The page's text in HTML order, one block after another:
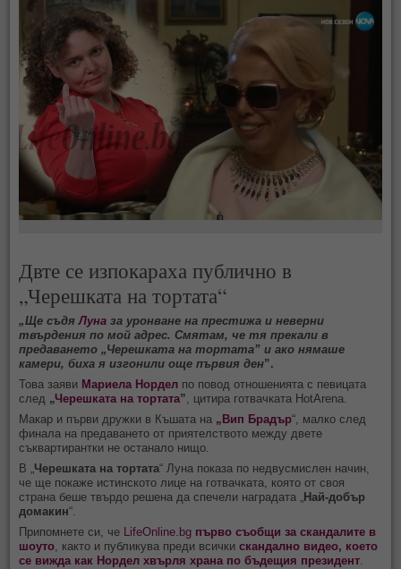
Двте се изпокараха публично в
„Черешката на тортата“
„Ще съдяЛуна за уронване на престижа и неверни
твърдения по мой адрес. Смятам, че тя прекали в
предаването „Черешката на тортата” и ако нямаше
камери, биха я изгонили още първия ден”.
Това заяви Мариела Нордел по повод отношенията с певицата
след „Черешката на тортата”, цитира готвачката HotArena.
Макар и първи дружки в Къшата на „Вип Брадър“, малко след
финала на предаването от приятелството между двете
съквартирантки не останало нищо.
В „Черешката на тортата“ Луна показа по недвусмислен начин,
че ще покаже истинското лице на готвачката, която от своя
страна беше твърдо решена да спечели наградата „ Най-добър
домакин“.
Припомнете си, че LifeOnline.bg първо съобщи за скандалите в
шоуто, както и публикува преди всичкискандално видео, което
се вижда как Нордел хвърля храна по бъдещия президент.